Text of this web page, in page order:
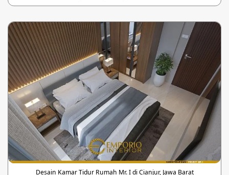
Desain Kamar Tidur Rumah Mr. I di Cianjur, Jawa Barat